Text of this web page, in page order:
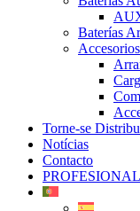
Baterías
Accesorios
Torne-se
Notícias
Contacto